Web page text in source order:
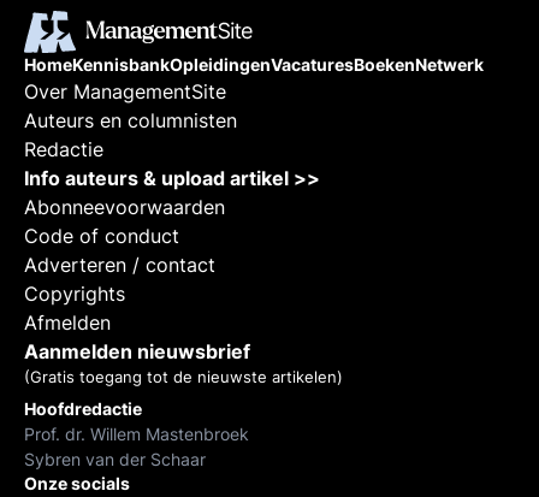
HomeKennisbankOpleidingenVacaturesBoekenNetwerk
Over ManagementSite
Auteurs en columnisten
Redactie
Info auteurs & upload artikel >>
Abonneevoorwaarden
Code of conduct
Adverteren / contact
Copyrights
Afmelden
Aanmelden nieuwsbrief
(Gratis toegang tot de nieuwste artikelen)
Hoofdredactie
Prof. dr. Willem Mastenbroek
Sybren van der Schaar
Onze socials